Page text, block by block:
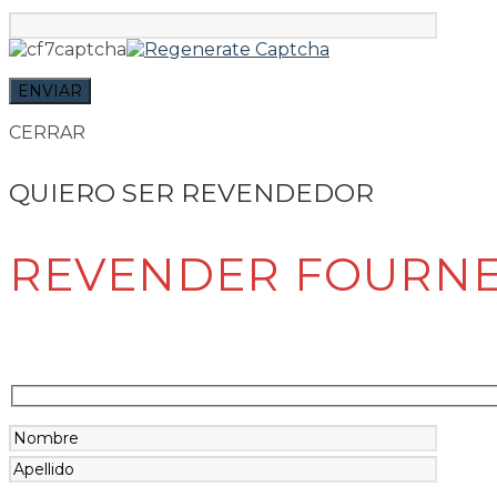
CERRAR
QUIERO SER REVENDEDOR
REVENDER